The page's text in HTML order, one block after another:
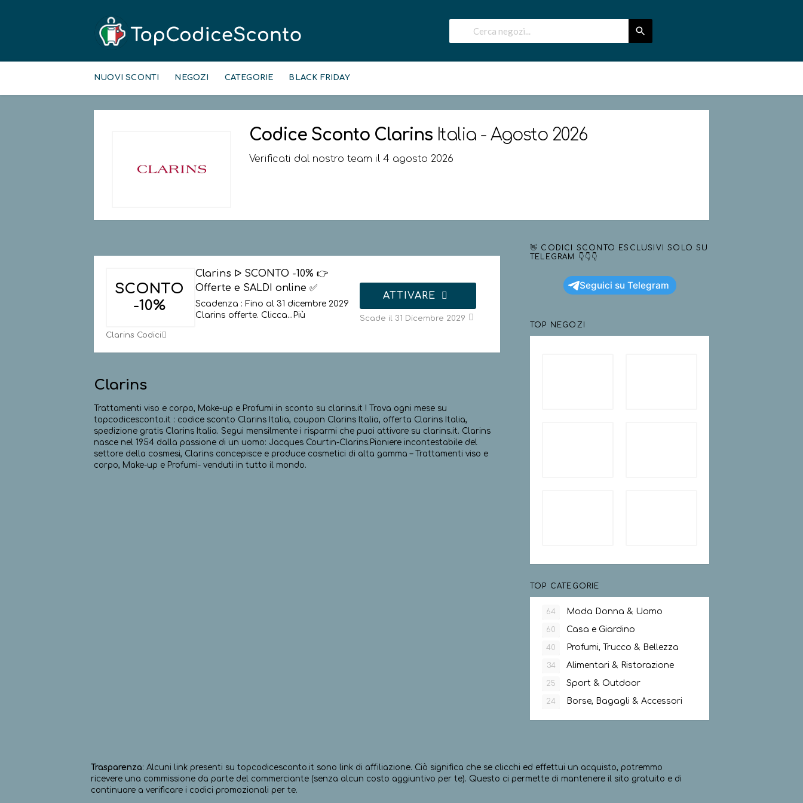
to
NUOVI SCONTI NEGOZI CATEGORIE BLACK FRIDAY
Codice Sconto Clarins Italia - Agosto 2026
Verificati dal nostro team il 4 agosto 2026
SCONTO
-10%
Clarins Codici
Clarins ᐅ SCONTO -10% 👉
Offerte e SALDI online ✅
Scadenza : Fino al 31 dicembre 2029
Clarins offerte. Clicca... Più
ATTIVARE
Scade il 31 Dicembre 2029
Clarins
Trattamenti viso e corpo, Make-up e Profumi in sconto su clarins.it ! Trova ogni mese su
topcodicesconto.it : codice sconto Clarins Italia, coupon Clarins Italia, offerta Clarins Italia,
spedizione gratis Clarins Italia. Segui mensilmente i risparmi che puoi attivare su clarins.it. Clarins
nasce nel 1954 dalla passione di un uomo: Jacques Courtin-Clarins.Pioniere incontestabile del
settore della cosmesi, Clarins concepisce e produce cosmetici di alta gamma – Trattamenti viso e
corpo, Make-up e Profumi- venduti in tutto il mondo.
👋 CODICI SCONTO ESCLUSIVI SOLO SU
TELEGRAM 👇👇👇
Seguici su Telegram
TOP NEGOZI
TOP CATEGORIE
64 Moda Donna & Uomo
60 Casa e Giardino
40 Profumi, Trucco & Bellezza
34 Alimentari & Ristorazione
25 Sport & Outdoor
24 Borse, Bagagli & Accessori
Trasparenza: Alcuni link presenti su topcodicesconto.it sono link di affiliazione. Ciò significa che se clicchi ed effettui un acquisto, potremmo
ricevere una commissione da parte del commerciante (senza alcun costo aggiuntivo per te). Questo ci permette di mantenere il sito gratuito e di
continuare a verificare i codici promozionali per te.